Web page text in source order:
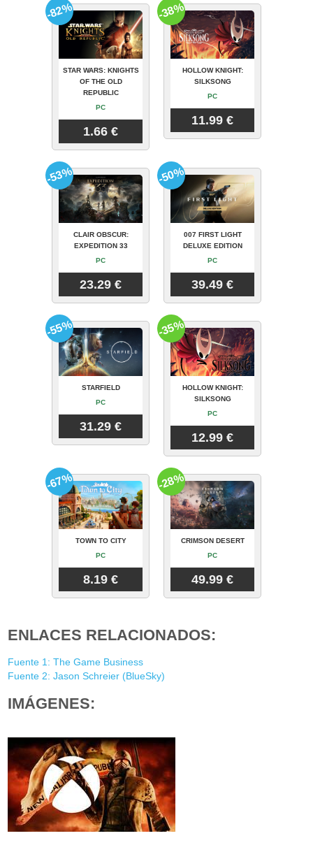
STAR WARS: KNIGHTS
OF THE OLD
REPUBLIC
PC
1.66 €
-82%
HOLLOW KNIGHT:
SILKSONG
PC
11.99 €
-38%
CLAIR OBSCUR:
EXPEDITION 33
PC
23.29 €
-53%
007 FIRST LIGHT
DELUXE EDITION
PC
39.49 €
-50%
STARFIELD
PC
31.29 €
-55%
HOLLOW KNIGHT:
SILKSONG
PC
12.99 €
-35%
TOWN TO CITY
PC
8.19 €
-67%
CRIMSON DESERT
PC
49.99 €
-28%
ENLACES RELACIONADOS:
Fuente 1: The Game Business
Fuente 2: Jason Schreier (BlueSky)
IMÁGENES: